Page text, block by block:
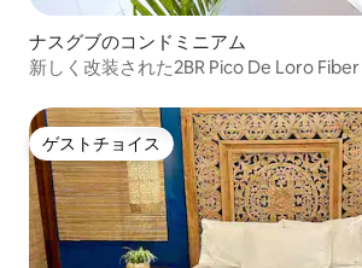
ナスグブのコンドミニアム
新しく改装された2BR Pico De Loro
ゲストチョイス
ゲストチョイス